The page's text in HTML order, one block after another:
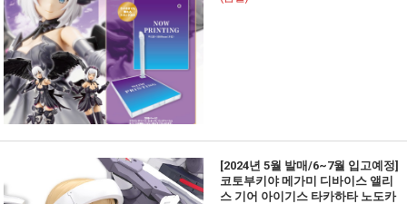
[2024년 5월 발매/6~7월 입고예정]
코토부키야 메가미 디바이스 앨리
스 기어 아이기스 타카하타 노도카